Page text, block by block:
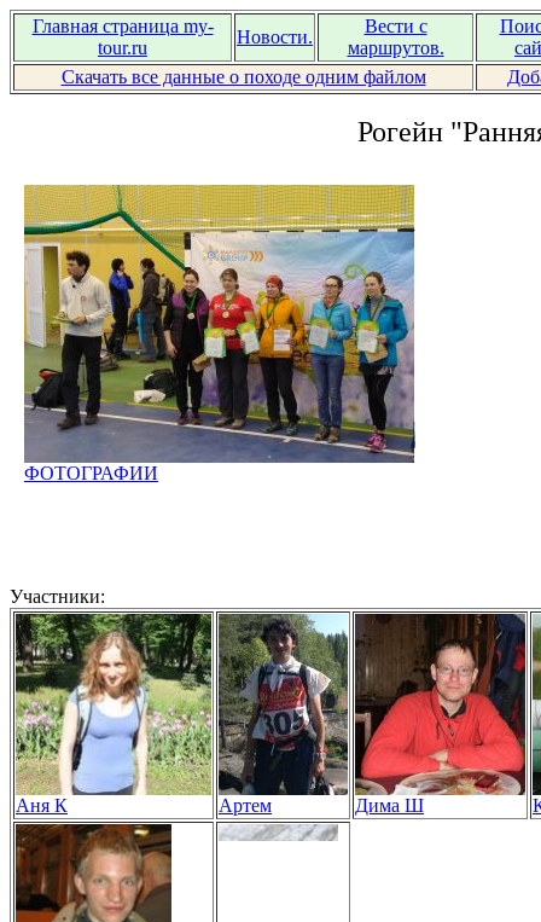
Главная страница my-
tour.ru
Новости.
Вести с
маршрутов.
Скачать все данные о походе одним файлом
Рогейн
ФОТОГРАФИИ
Участники:
Аня К Артем Дима Ш